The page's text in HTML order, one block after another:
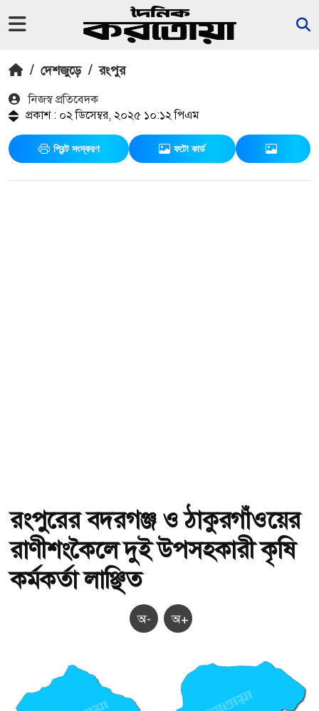
/ দেশজুড়ে / রংপুর
নিজস্ব প্রতিবেদক
প্রকাশ : ০২ ডিসেম্বর, ২০২৫ ১০:১২ পিএম
প্রিন্ট সংস্করণ ফটো কার্ড
রংপুরের বদরগঞ্জ ও ঠাকুরগাঁওয়ের
রাণীশংকৈলে দুই উপসহকারী কৃষি
কর্মকর্তা লাঞ্ছিত
অ- অ+